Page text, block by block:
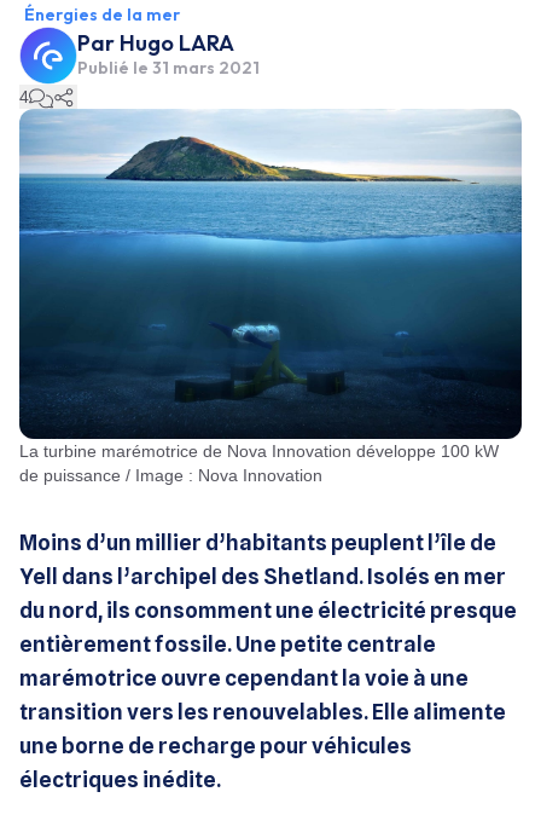
Énergies de la mer
Par Hugo LARA
Publié le 31 mars 2021
4
La turbine marémotrice de Nova Innovation développe 100 kW
de puissance / Image : Nova Innovation
Moins d’un millier d’habitants peuplent l’île de
Yell dans l’archipel des Shetland. Isolés en mer
du nord, ils consomment une électricité presque
entièrement fossile. Une petite centrale
marémotrice ouvre cependant la voie à une
transition vers les renouvelables. Elle alimente
une borne de recharge pour véhicules
électriques inédite.